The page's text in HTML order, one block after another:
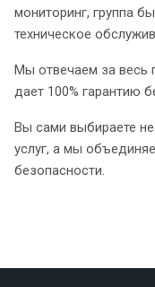
мониторинг, группа
техническое
Мы отвечаем за весь
дает 100% гарантию
Вы сами выбираете
услуг, а мы
безопасности.